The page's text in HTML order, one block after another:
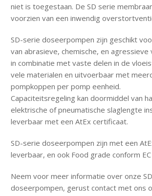
niet is toegestaan. De SD serie
voorzien van een inwendig
SD-serie doseerpompen zijn geschikt
van abrasieve, chemische, en
in combinatie met vaste delen in de
vele materialen en uitvoerbaar met
pompkoppen per pomp eenheid.
Capaciteitsregeling kan doormiddel van
elektrische of pneumatische slaglengte
leverbaar met een AtEx certificaat.
SD-serie doseerpompen zijn met een
leverbaar, en ook Food grade conform
Neem voor meer informatie over onze
doseerpompen, gerust contact met ons